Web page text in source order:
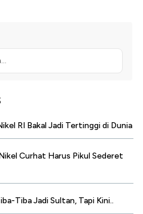
RI Bakal Jadi Tertinggi di Dunia
Curhat Harus Pikul Sederet
Tiba Jadi Sultan, Tapi Kini..